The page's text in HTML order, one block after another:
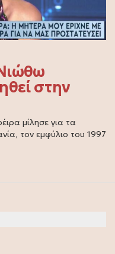
στην
μίλησε για τα
τον εμφύλιο του 1997